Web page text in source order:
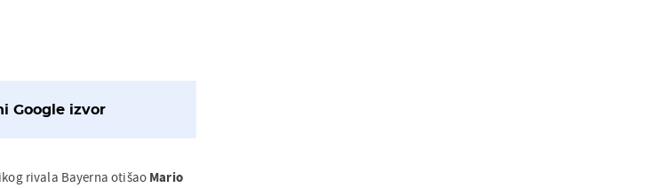
Google izvor
rivala Bayerna otišao Mario